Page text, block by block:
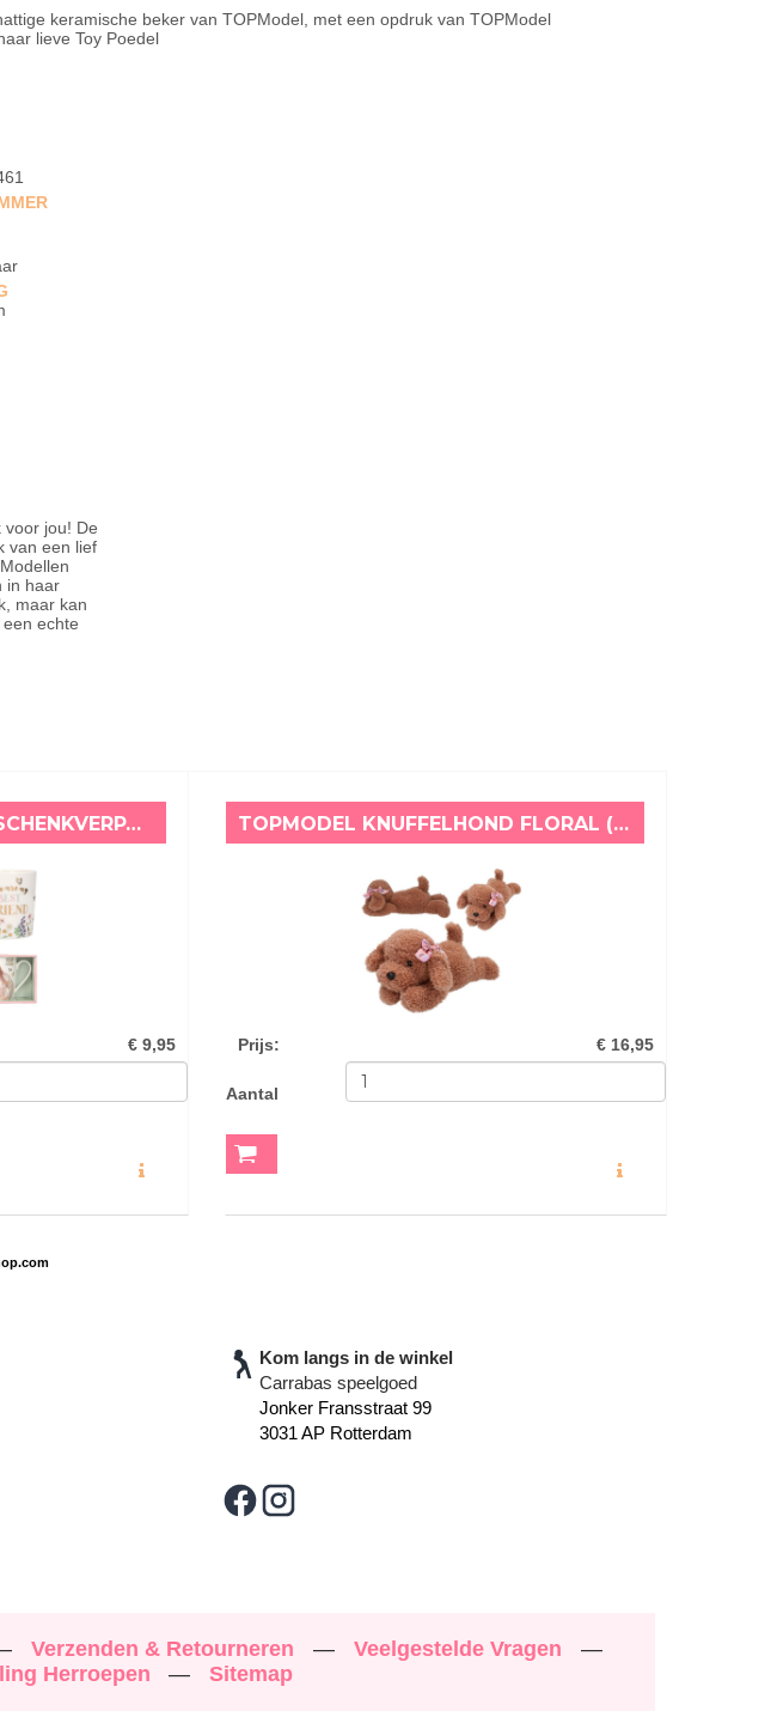
keramische beker van TOPModel, met een opdruk van TOPModel
lieve Toy Poedel
voor jou! De
van een lief
in haar
maar kan
echte
TOPMODEL MOK IN GESCHENKVERPAKKING SUMMER FEELING
€ 9,95
TOPMODEL KNUFFELHOND FLORAL (24 CM)
Prijs: € 16,95
Aantal
Kom langs in de winkel
Carrabas speelgoed
Jonker Fransstraat 99
3031 AP Rotterdam
Verzenden & Retourneren — Veelgestelde Vragen
—
Herroepen — Sitemap